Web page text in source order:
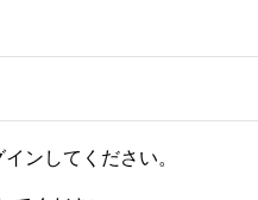
ンしてください。